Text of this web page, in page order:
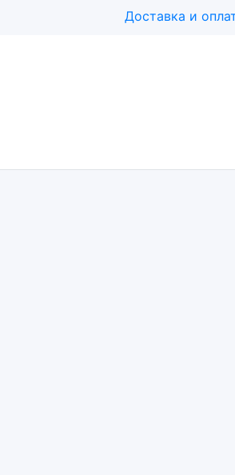
Доставка и